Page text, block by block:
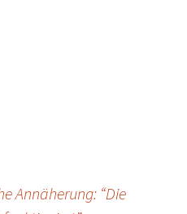
Annäherung: “Die